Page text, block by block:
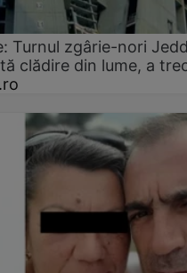
Turnul zgârie-nori
clădire din lume, a